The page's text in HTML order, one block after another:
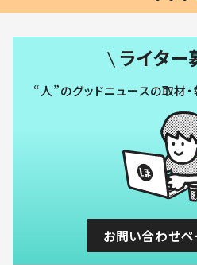
ライター
“人”のグッドニュースの取材
お問い合わせ